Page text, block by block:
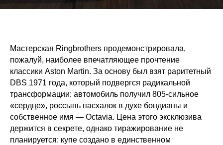
Мастерская Ringbrothers продемонстрировала,
пожалуй, наиболее впечатляющее прочтение
классики Aston Martin. За основу был взят раритетный
DBS 1971 года, который подвергся радикальной
трансформации: автомобиль получил 805-сильное
«сердце», россыпь пасхалок в духе бондианы и
собственное имя — Octavia. Цена этого эксклюзива
держится в секрете, однако тиражирование не
планируется: купе создано в единственном